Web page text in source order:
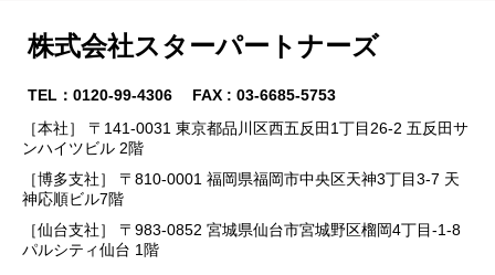
株式会社スターパートナーズ
TEL：0120-99-4306 FAX : 03-6685-5753
［本社］ 〒141-0031 東京都品川区西五反田1丁目26-2 五反田サ
ンハイツビル 2階
［博多支社］ 〒810-0001 福岡県福岡市中央区天神3丁目3-7 天
神応順ビル7階
［仙台支社］ 〒983-0852 宮城県仙台市宮城野区榴岡4丁目-1-8
パルシティ仙台 1階